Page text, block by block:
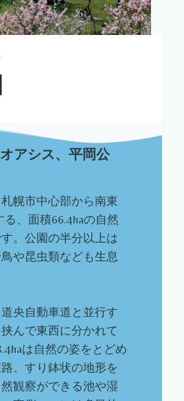
アシス、平岡公
幌市中心部から南東
る、面積66.4haの自然
。公園の半分以上は
や昆虫類なども生息
央自動車道と並行す
んで東西に分かれて
は自然の姿をとどめ
、すり鉢状の地形を
観察ができる池や湿